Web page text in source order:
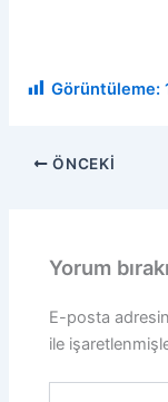
Görüntüleme:
ÖNCEKI
Yorum
E-posta
ile